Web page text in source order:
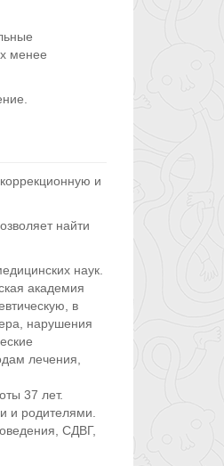
менее
и
найти
наук.
академия
в
нарушения
лечения,
37 лет.
и родителями.
СДВГ,